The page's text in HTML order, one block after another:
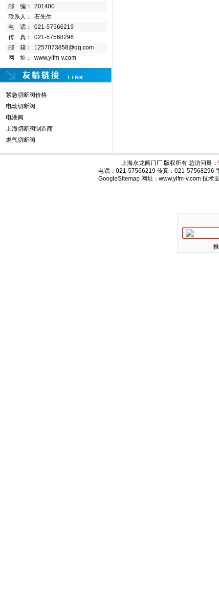
邮 编：
201400
联系人：
石先生
电 话：
021-57566219
传 真：
021-57568296
邮 箱：
1257073858@qq.com
网 址：
www.ylfm-v.com
紧急切断阀价格
电动切断阀
电液阀
上海切断阀制造商
燃气切断阀
上海永龙阀门厂 版权所有 总访问量：
电话：021-57566219 传真：021-57568296
GoogleSitemap网址：www.ylfm-v.com 技术